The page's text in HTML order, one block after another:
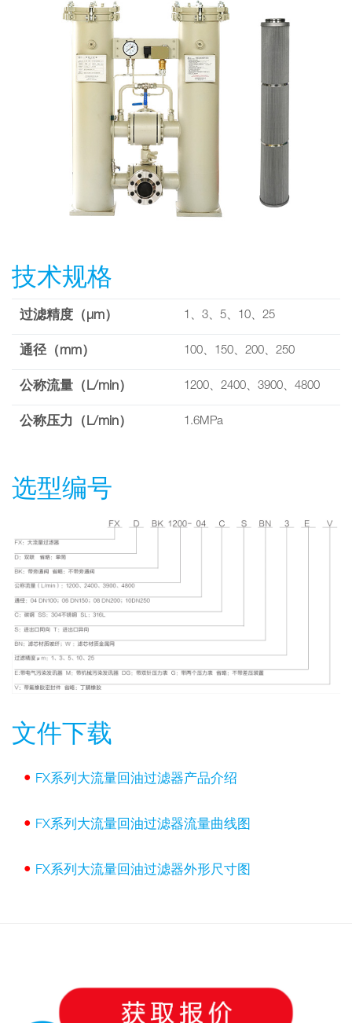
技术规格
过滤精度（µm） 1、3、5、10、25
通径（mm） 100、150、200、250
公称流量（L/min） 1200、2400、3900、4800
公称压力（L/min） 1.6MPa
选型编号
文件下载
• FX系列大流量回油过滤器产品介绍
• FX系列大流量回油过滤器流量曲线图
• FX系列大流量回油过滤器外形尺寸图